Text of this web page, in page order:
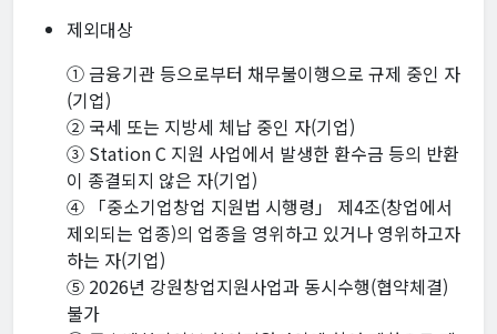
제외대상
① 금융기관 등으로부터 채무불이행으로 규제 중인 자
(기업)
② 국세 또는 지방세 체납 중인 자(기업)
③ Station C 지원 사업에서 발생한 환수금 등의 반환
이 종결되지 않은 자(기업)
④ 「중소기업창업 지원법 시행령」 제4조(창업에서
제외되는 업종)의 업종을 영위하고 있거나 영위하고자
하는 자(기업)
⑤ 2026년 강원창업지원사업과 동시수행(협약체결)
불가